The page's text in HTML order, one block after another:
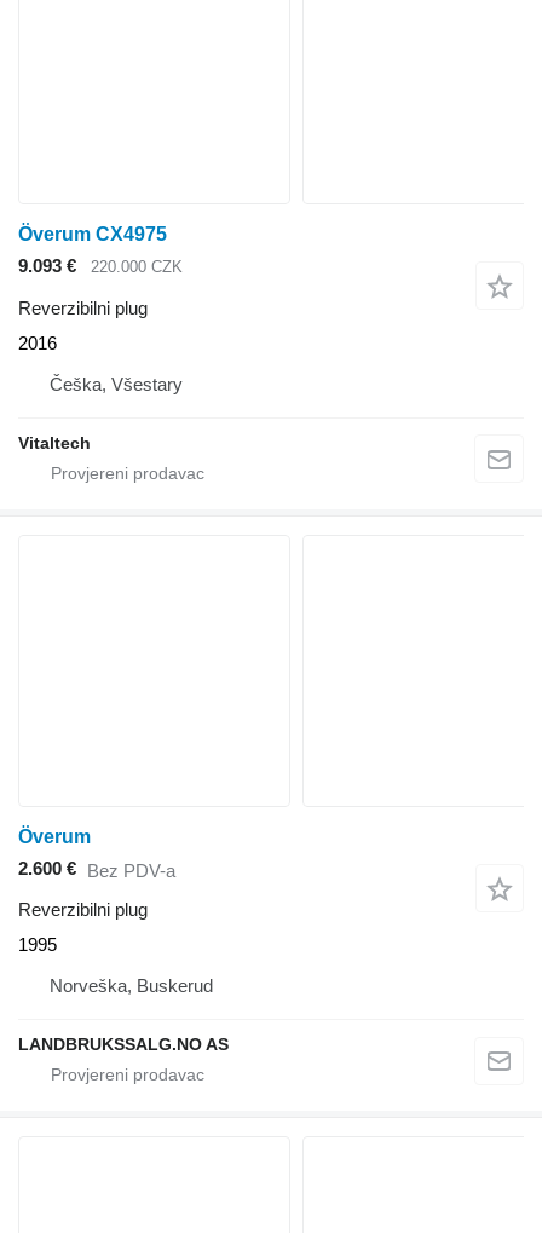
Överum CX4975
9.093 €
220.000 CZK
Reverzibilni plug
2016
Češka, Všestary
Vitaltech
Överum
2.600 € Bez PDV-a
Reverzibilni plug
1995
Norveška, Buskerud
LANDBRUKSSALG.NO AS